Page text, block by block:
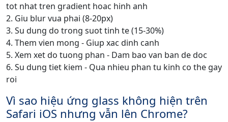
tot nhat tren gradient hoac hinh anh
2. Giu blur vua phai (8-20px)
3. Su dung do trong suot tinh te (15-30%)
4. Them vien mong - Giup xac dinh canh
5. Xem xet do tuong phan - Dam bao van ban de doc
6. Su dung tiet kiem - Qua nhieu phan tu kinh co the gay
roi
Vì sao hiệu ứng glass không hiện trên
Safari iOS nhưng vẫn lên Chrome?